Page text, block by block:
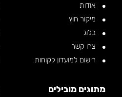
אודות
מיקור חוץ
בלוג
צרו קשר
רישום למועדון לקוחות
מתוגים מובילים